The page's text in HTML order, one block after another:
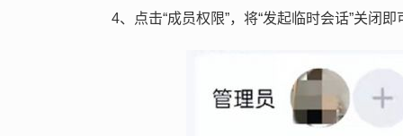
4、点击“成员权限”，将“发起临时会话”关闭即